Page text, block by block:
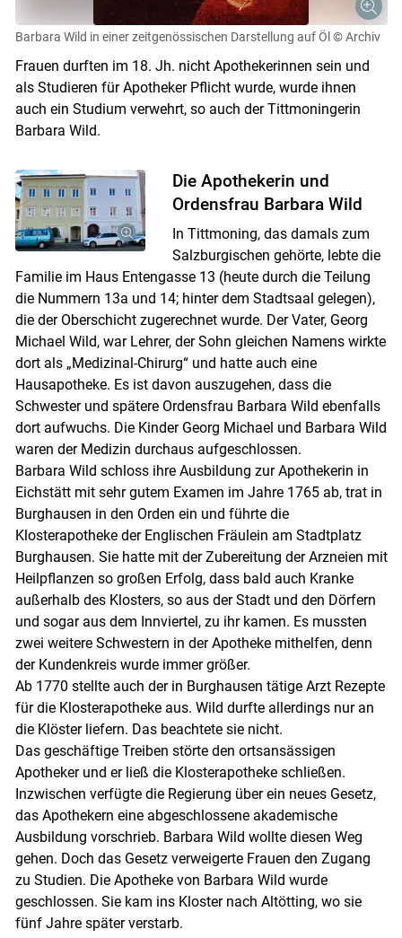
Skip to main content
Barbara Wild in einer zeitgenössischen Darstellung auf Öl © Archiv
Frauen durften im 18. Jh. nicht Apothekerinnen sein und
als Studieren für Apotheker Pflicht wurde, wurde ihnen
auch ein Studium verwehrt, so auch der Tittmoningerin
Barbara Wild.
Die Apothekerin und
Ordensfrau Barbara Wild
In Tittmoning, das damals zum
Salzburgischen gehörte, lebte die
Familie im Haus Entengasse 13 (heute durch die Teilung
die Nummern 13a und 14; hinter dem Stadtsaal gelegen),
die der Oberschicht zugerechnet wurde. Der Vater, Georg
Michael Wild, war Lehrer, der Sohn gleichen Namens wirkte
dort als „Medizinal-Chirurg“ und hatte auch eine
Hausapotheke. Es ist davon auszugehen, dass die
Schwester und spätere Ordensfrau Barbara Wild ebenfalls
dort aufwuchs. Die Kinder Georg Michael und Barbara Wild
waren der Medizin durchaus aufgeschlossen.
Barbara Wild schloss ihre Ausbildung zur Apothekerin in
Eichstätt mit sehr gutem Examen im Jahre 1765 ab, trat in
Burghausen in den Orden ein und führte die
Klosterapotheke der Englischen Fräulein am Stadtplatz
Burghausen. Sie hatte mit der Zubereitung der Arzneien mit
Heilpflanzen so großen Erfolg, dass bald auch Kranke
außerhalb des Klosters, so aus der Stadt und den Dörfern
und sogar aus dem Innviertel, zu ihr kamen. Es mussten
zwei weitere Schwestern in der Apotheke mithelfen, denn
der Kundenkreis wurde immer größer.
Ab 1770 stellte auch der in Burghausen tätige Arzt Rezepte
für die Klosterapotheke aus. Wild durfte allerdings nur an
die Klöster liefern. Das beachtete sie nicht.
Das geschäftige Treiben störte den ortsansässigen
Apotheker und er ließ die Klosterapotheke schließen.
Inzwischen verfügte die Regierung über ein neues Gesetz,
das Apothekern eine abgeschlossene akademische
Ausbildung vorschrieb. Barbara Wild wollte diesen Weg
gehen. Doch das Gesetz verweigerte Frauen den Zugang
zu Studien. Die Apotheke von Barbara Wild wurde
geschlossen. Sie kam ins Kloster nach Altötting, wo sie
fünf Jahre später verstarb.